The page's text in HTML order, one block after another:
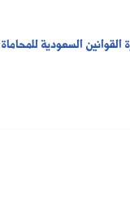
السعودية للمحاماة